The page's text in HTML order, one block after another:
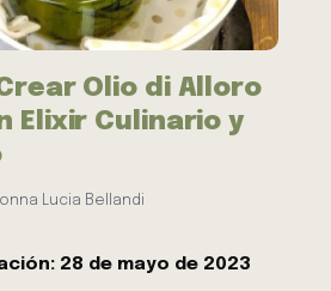
Olio di Alloro
Elixir Culinario y
Lucia Bellandi
28 de mayo de 2023